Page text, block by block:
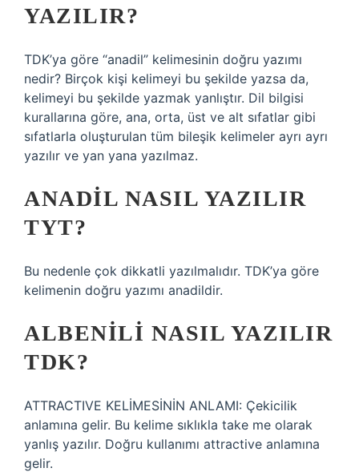
YAZILIR?
TDK’ya göre “anadil” kelimesinin doğru yazımı
nedir? Birçok kişi kelimeyi bu şekilde yazsa da,
kelimeyi bu şekilde yazmak yanlıştır. Dil bilgisi
kurallarına göre, ana, orta, üst ve alt sıfatlar gibi
sıfatlarla oluşturulan tüm bileşik kelimeler ayrı ayrı
yazılır ve yan yana yazılmaz.
ANADIL NASIL YAZILIR
TYT?
Bu nedenle çok dikkatli yazılmalıdır. TDK’ya göre
kelimenin doğru yazımı anadildir.
ALBENILI NASIL YAZILIR
TDK?
ATTRACTIVE KELİMESİNİN ANLAMI: Çekicilik
anlamına gelir. Bu kelime sıklıkla take me olarak
yanlış yazılır. Doğru kullanımı attractive anlamına
gelir.